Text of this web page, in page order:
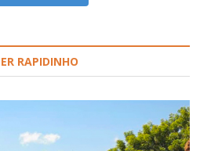
RAPIDINHO